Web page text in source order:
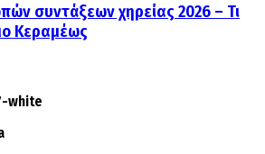
συντάξεων χηρείας 2026 – Τι
Κεραμέως